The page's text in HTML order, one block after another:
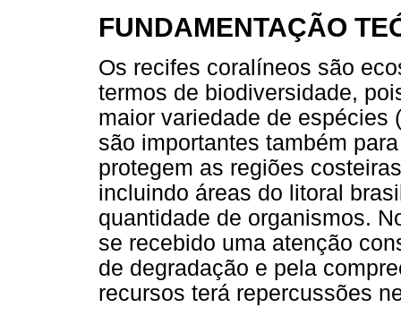
FUNDAMENTAÇÃO
Os recifes coralíneos são
termos de biodiversidade,
maior variedade de espécies
são importantes também
protegem as regiões
incluindo áreas do litoral
quantidade de organismos.
se recebido uma atenção
de degradação e pela
recursos terá repercussões